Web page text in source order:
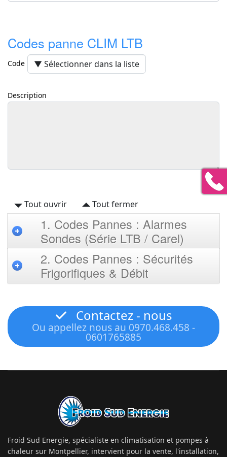
Codes panne CLIM LTB
Code
Description
Tout ouvrir Tout fermer
1. Codes Pannes : Alarmes
Sondes (Série LTB / Carel)
2. Codes Pannes : Sécurités
Frigorifiques & Débit
Contactez - nous
Ou appellez nous au 0970.468.458 -
0601765885
Froid Sud Energie, spécialiste en climatisation et pompes à
chaleur sur Montpellier, intervient pour la vente, l'installation,